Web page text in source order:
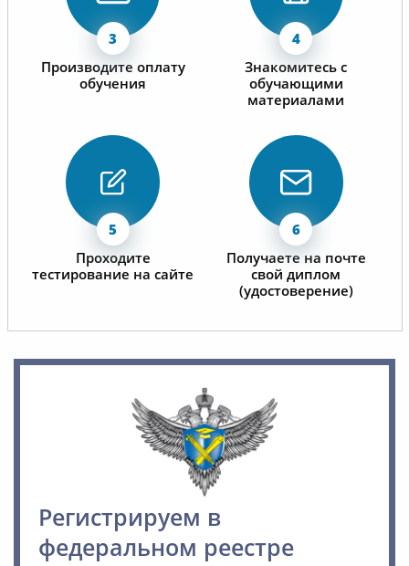
Производите оплату
обучения
Знакомитесь с
обучающими
материалами
Проходите
тестирование на сайте
Получаете на почте
свой диплом
(удостоверение)
Регистрируем в
федеральном реестре